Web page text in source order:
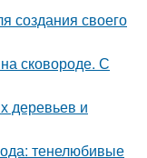
создания своего
сковороде. С
деревьев и
тенелюбивые